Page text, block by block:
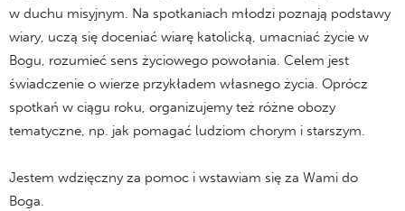
w duchu misyjnym. Na spotkaniach młodzi poznają podstawy
wiary, uczą się doceniać wiarę katolicką, umacniać życie w
Bogu, rozumieć sens życiowego powołania. Celem jest
świadczenie o wierze przykładem własnego życia. Oprócz
spotkań w ciągu roku, organizujemy też różne obozy
tematyczne, np. jak pomagać ludziom chorym i starszym.
Jestem wdzięczny za pomoc i wstawiam się za Wami do
Boga.